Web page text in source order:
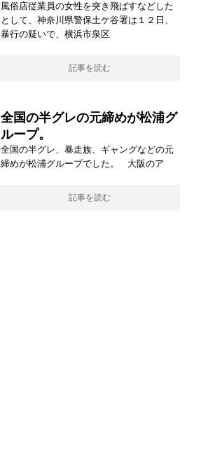
風俗店従業員の女性を突き飛ばすなどした
として、神奈川県警保土ケ谷署は１２日、
暴行の疑いで、横浜市泉区
記事を読む
全国の半グレの元締めが松浦グ
ループ。
全国の半グレ、暴走族、ギャングなどの元
締めが松浦グループでした。 大阪のア
記事を読む